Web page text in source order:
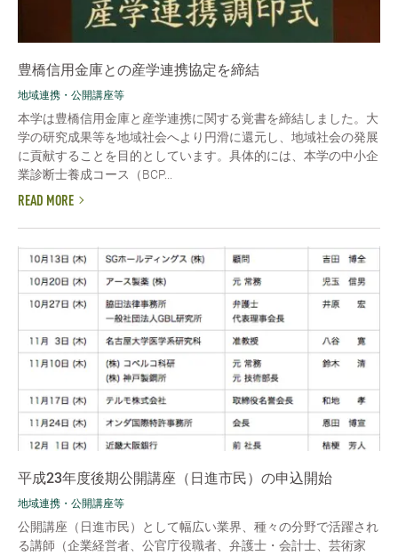
豊橋信用金庫との産学連携協定を締結
地域連携・公開講座等
本学は豊橋信用金庫と産学連携に関する覚書を締結しました。大
学の研究成果等を地域社会へより円滑に還元し、地域社会の発展
に貢献することを目的としています。具体的には、本学の中小企
業診断士養成コース（BCP...
READ MORE
平成23年度後期公開講座（日進市民）の申込開始
地域連携・公開講座等
公開講座（日進市民）として幅広い業界、種々の分野で活躍され
る講師（企業経営者、公官庁役職者、弁護士・会計士、芸術家